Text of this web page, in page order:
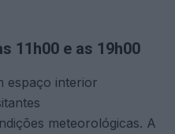
11h00 e as 19h00
espaço interior
meteorológicas. A